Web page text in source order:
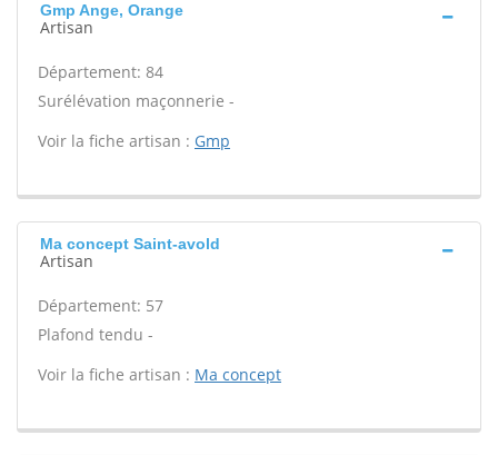
Gmp Ange, Orange
Artisan
Département: 84
Surélévation maçonnerie -
Voir la fiche artisan : Gmp
Ma concept Saint-avold
Artisan
Département: 57
Plafond tendu -
Voir la fiche artisan : Ma concept